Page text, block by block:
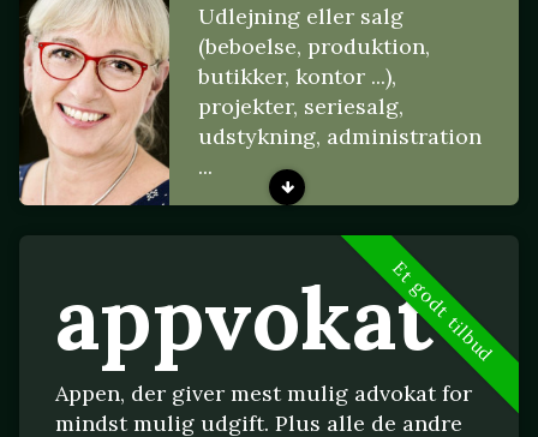
Udlejning eller salg
(beboelse, produktion,
butikker, kontor ...),
projekter, seriesalg,
udstykning, administration
...
Et godt tilbud
appvokat
Appen, der giver mest mulig advokat for
mindst mulig udgift. Plus alle de andre